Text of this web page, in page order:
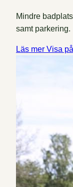
Mindre
samt parkering.
Läs mer Visa